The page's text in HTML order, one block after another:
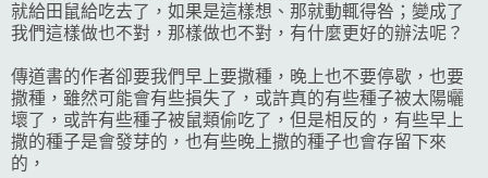
就給田鼠給吃去了，如果是這樣想、那就動輒得咎；變成了
我們這樣做也不對，那樣做也不對，有什麼更好的辦法呢？
傳道書的作者卻要我們早上要撒種，晚上也不要停歇，也要
撒種，雖然可能會有些損失了，或許真的有些種子被太陽曬
壞了，或許有些種子被鼠類偷吃了，但是相反的，有些早上
撒的種子是會發芽的，也有些晚上撒的種子也會存留下來
的，